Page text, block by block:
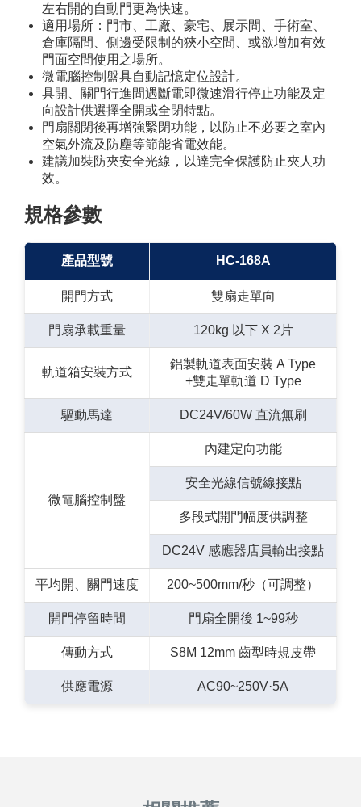
左右開的自動門更為快速。
適用場所：門市、工廠、豪宅、展示間、手術室、
倉庫隔間、側邊受限制的狹小空間、或欲增加有效
門面空間使用之場所。
微電腦控制盤具自動記憶定位設計。
具開、關門行進間遇斷電即微速滑行停止功能及定
向設計供選擇全開或全閉特點。
門扇關閉後再增強緊閉功能，以防止不必要之室內
空氣外流及防塵等節能省電效能。
建議加裝防夾安全光線，以達完全保護防止夾人功
效。
規格參數
產品型號 HC-168A
開門方式 雙扇走單向
門扇承載重量 120kg 以下 X 2片
軌道箱安裝方式
鋁製軌道表面安裝 A Type
+雙走單軌道 D Type
驅動馬達 DC24V/60W 直流無刷
微電腦控制盤
內建定向功能
安全光線信號線接點
多段式開門幅度供調整
DC24V 感應器店員輸出接點
平均開、關門速度 200~500mm/秒（可調整）
開門停留時間 門扇全開後 1~99秒
傳動方式 S8M 12mm 齒型時規皮帶
供應電源 AC90~250V·5A